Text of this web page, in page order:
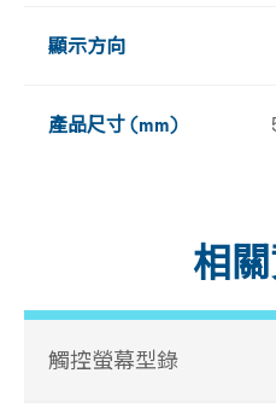
顯示方向
產品尺寸 (mm)
相
觸控螢幕型錄